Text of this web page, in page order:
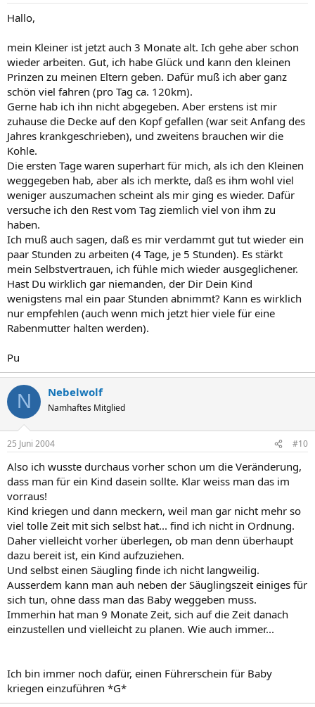
Hallo,
mein Kleiner ist jetzt auch 3 Monate alt. Ich gehe aber schon
wieder arbeiten. Gut, ich habe Glück und kann den kleinen
Prinzen zu meinen Eltern geben. Dafür muß ich aber ganz
schön viel fahren (pro Tag ca. 120km).
Gerne hab ich ihn nicht abgegeben. Aber erstens ist mir
zuhause die Decke auf den Kopf gefallen (war seit Anfang des
Jahres krankgeschrieben), und zweitens brauchen wir die
Kohle.
Die ersten Tage waren superhart für mich, als ich den Kleinen
weggegeben hab, aber als ich merkte, daß es ihm wohl viel
weniger auszumachen scheint als mir ging es wieder. Dafür
versuche ich den Rest vom Tag ziemlich viel von ihm zu
haben.
Ich muß auch sagen, daß es mir verdammt gut tut wieder ein
paar Stunden zu arbeiten (4 Tage, je 5 Stunden). Es stärkt
mein Selbstvertrauen, ich fühle mich wieder ausgeglichener.
Hast Du wirklich gar niemanden, der Dir Dein Kind
wenigstens mal ein paar Stunden abnimmt? Kann es wirklich
nur empfehlen (auch wenn mich jetzt hier viele für eine
Rabenmutter halten werden).
Pu
N Nebelwolf
Namhaftes Mitglied
25 Juni 2004 #10
Also ich wusste durchaus vorher schon um die Veränderung,
dass man für ein Kind dasein sollte. Klar weiss man das im
vorraus!
Kind kriegen und dann meckern, weil man gar nicht mehr so
viel tolle Zeit mit sich selbst hat... find ich nicht in Ordnung.
Daher vielleicht vorher überlegen, ob man denn überhaupt
dazu bereit ist, ein Kind aufzuziehen.
Und selbst einen Säugling finde ich nicht langweilig.
Ausserdem kann man auh neben der Säuglingszeit einiges für
sich tun, ohne dass man das Baby weggeben muss.
Immerhin hat man 9 Monate Zeit, sich auf die Zeit danach
einzustellen und vielleicht zu planen. Wie auch immer...
Ich bin immer noch dafür, einen Führerschein für Baby
kriegen einzuführen *G*